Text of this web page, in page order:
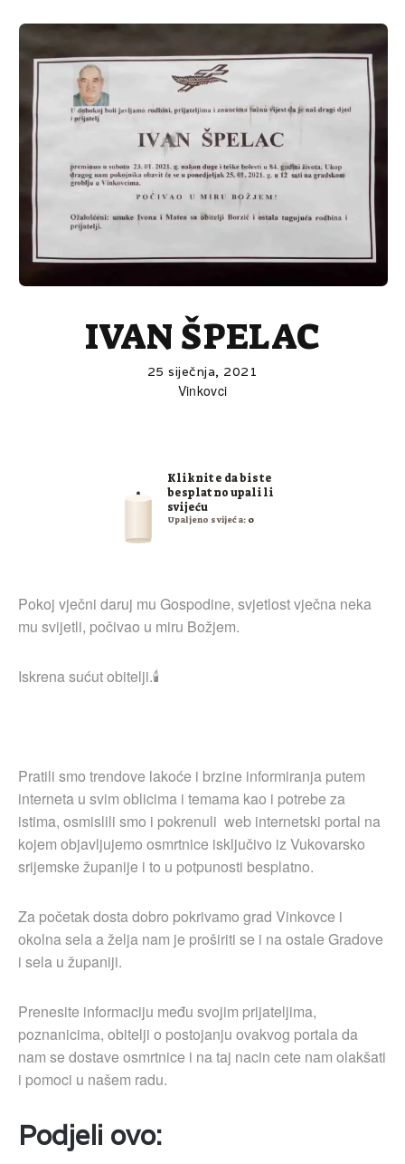
IVAN ŠPELAC
25 siječnja, 2021
Vinkovci
Kliknite da biste
besplatno upalili
svijeću
Upaljeno svijeća: 0
Pokoj vječni daruj mu Gospodine, svjetlost vječna neka
mu svijetli, počivao u miru Božjem.
Iskrena sućut obitelji.🕯
Pratili smo trendove lakoće i brzine informiranja putem
interneta u svim oblicima i temama kao i potrebe za
istima, osmislili smo i pokrenuli web internetski portal na
kojem objavljujemo osmrtnice isključivo iz Vukovarsko
srijemske županije i to u potpunosti besplatno.
Za početak dosta dobro pokrivamo grad Vinkovce i
okolna sela a želja nam je proširiti se i na ostale Gradove
i sela u županiji.
Prenesite informaciju među svojim prijateljima,
poznanicima, obitelji o postojanju ovakvog portala da
nam se dostave osmrtnice i na taj nacin cete nam olakšati
i pomoci u našem radu.
Podjeli ovo: